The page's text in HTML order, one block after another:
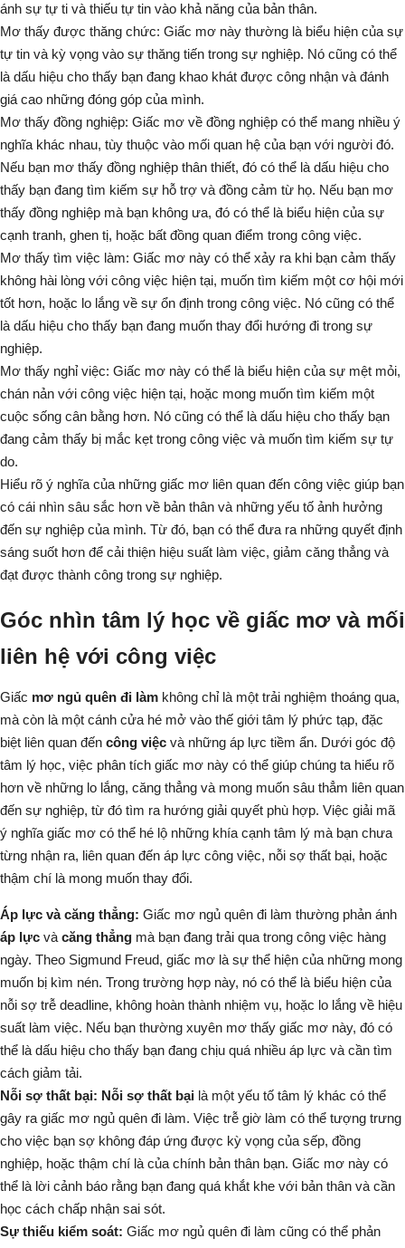
ánh sự tự ti và thiếu tự tin vào khả năng của bản thân.
Mơ thấy được thăng chức: Giấc mơ này thường là biểu hiện của sự
tự tin và kỳ vọng vào sự thăng tiến trong sự nghiệp. Nó cũng có thể
là dấu hiệu cho thấy bạn đang khao khát được công nhận và đánh
giá cao những đóng góp của mình.
Mơ thấy đồng nghiệp: Giấc mơ về đồng nghiệp có thể mang nhiều ý
nghĩa khác nhau, tùy thuộc vào mối quan hệ của bạn với người đó.
Nếu bạn mơ thấy đồng nghiệp thân thiết, đó có thể là dấu hiệu cho
thấy bạn đang tìm kiếm sự hỗ trợ và đồng cảm từ họ. Nếu bạn mơ
thấy đồng nghiệp mà bạn không ưa, đó có thể là biểu hiện của sự
cạnh tranh, ghen tị, hoặc bất đồng quan điểm trong công việc.
Mơ thấy tìm việc làm: Giấc mơ này có thể xảy ra khi bạn cảm thấy
không hài lòng với công việc hiện tại, muốn tìm kiếm một cơ hội mới
tốt hơn, hoặc lo lắng về sự ổn định trong công việc. Nó cũng có thể
là dấu hiệu cho thấy bạn đang muốn thay đổi hướng đi trong sự
nghiệp.
Mơ thấy nghỉ việc: Giấc mơ này có thể là biểu hiện của sự mệt mỏi,
chán nản với công việc hiện tại, hoặc mong muốn tìm kiếm một
cuộc sống cân bằng hơn. Nó cũng có thể là dấu hiệu cho thấy bạn
đang cảm thấy bị mắc kẹt trong công việc và muốn tìm kiếm sự tự
do.
Hiểu rõ ý nghĩa của những giấc mơ liên quan đến công việc giúp bạn
có cái nhìn sâu sắc hơn về bản thân và những yếu tố ảnh hưởng
đến sự nghiệp của mình. Từ đó, bạn có thể đưa ra những quyết định
sáng suốt hơn để cải thiện hiệu suất làm việc, giảm căng thẳng và
đạt được thành công trong sự nghiệp.
Góc nhìn tâm lý học về giấc mơ và mối
liên hệ với công việc
Giấc mơ ngủ quên đi làm không chỉ là một trải nghiệm thoáng qua,
mà còn là một cánh cửa hé mở vào thế giới tâm lý phức tạp, đặc
biệt liên quan đến công việc và những áp lực tiềm ẩn. Dưới góc độ
tâm lý học, việc phân tích giấc mơ này có thể giúp chúng ta hiểu rõ
hơn về những lo lắng, căng thẳng và mong muốn sâu thẳm liên quan
đến sự nghiệp, từ đó tìm ra hướng giải quyết phù hợp. Việc giải mã
ý nghĩa giấc mơ có thể hé lộ những khía cạnh tâm lý mà bạn chưa
từng nhận ra, liên quan đến áp lực công việc, nỗi sợ thất bại, hoặc
thậm chí là mong muốn thay đổi.
Áp lực và căng thẳng: Giấc mơ ngủ quên đi làm thường phản ánh
áp lực và căng thẳng mà bạn đang trải qua trong công việc hàng
ngày. Theo Sigmund Freud, giấc mơ là sự thể hiện của những mong
muốn bị kìm nén. Trong trường hợp này, nó có thể là biểu hiện của
nỗi sợ trễ deadline, không hoàn thành nhiệm vụ, hoặc lo lắng về hiệu
suất làm việc. Nếu bạn thường xuyên mơ thấy giấc mơ này, đó có
thể là dấu hiệu cho thấy bạn đang chịu quá nhiều áp lực và cần tìm
cách giảm tải.
Nỗi sợ thất bại: Nỗi sợ thất bại là một yếu tố tâm lý khác có thể
gây ra giấc mơ ngủ quên đi làm. Việc trễ giờ làm có thể tượng trưng
cho việc bạn sợ không đáp ứng được kỳ vọng của sếp, đồng
nghiệp, hoặc thậm chí là của chính bản thân bạn. Giấc mơ này có
thể là lời cảnh báo rằng bạn đang quá khắt khe với bản thân và cần
học cách chấp nhận sai sót.
Sự thiếu kiểm soát: Giấc mơ ngủ quên đi làm cũng có thể phản